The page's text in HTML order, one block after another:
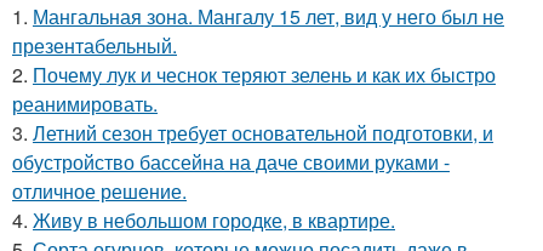
1. Мангальная зона. Мангалу 15 лет, вид у него был не
презентабельный.
2. Почему лук и чеснок теряют зелень и как их быстро
реанимировать.
3. Летний сезон требует основательной подготовки, и
обустройство бассейна на даче своими руками -
отличное решение.
4. Живу в небольшом городке, в квартире.